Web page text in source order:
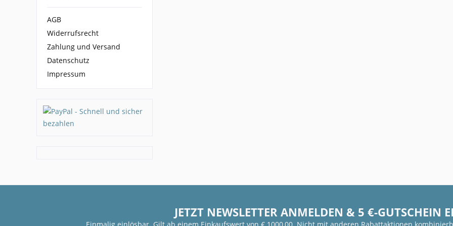
AGB
Widerrufsrecht
Zahlung und Versand
Datenschutz
Impressum
JETZT NEWSLETTER ANMELDEN & 5 €-GUTSCHEIN